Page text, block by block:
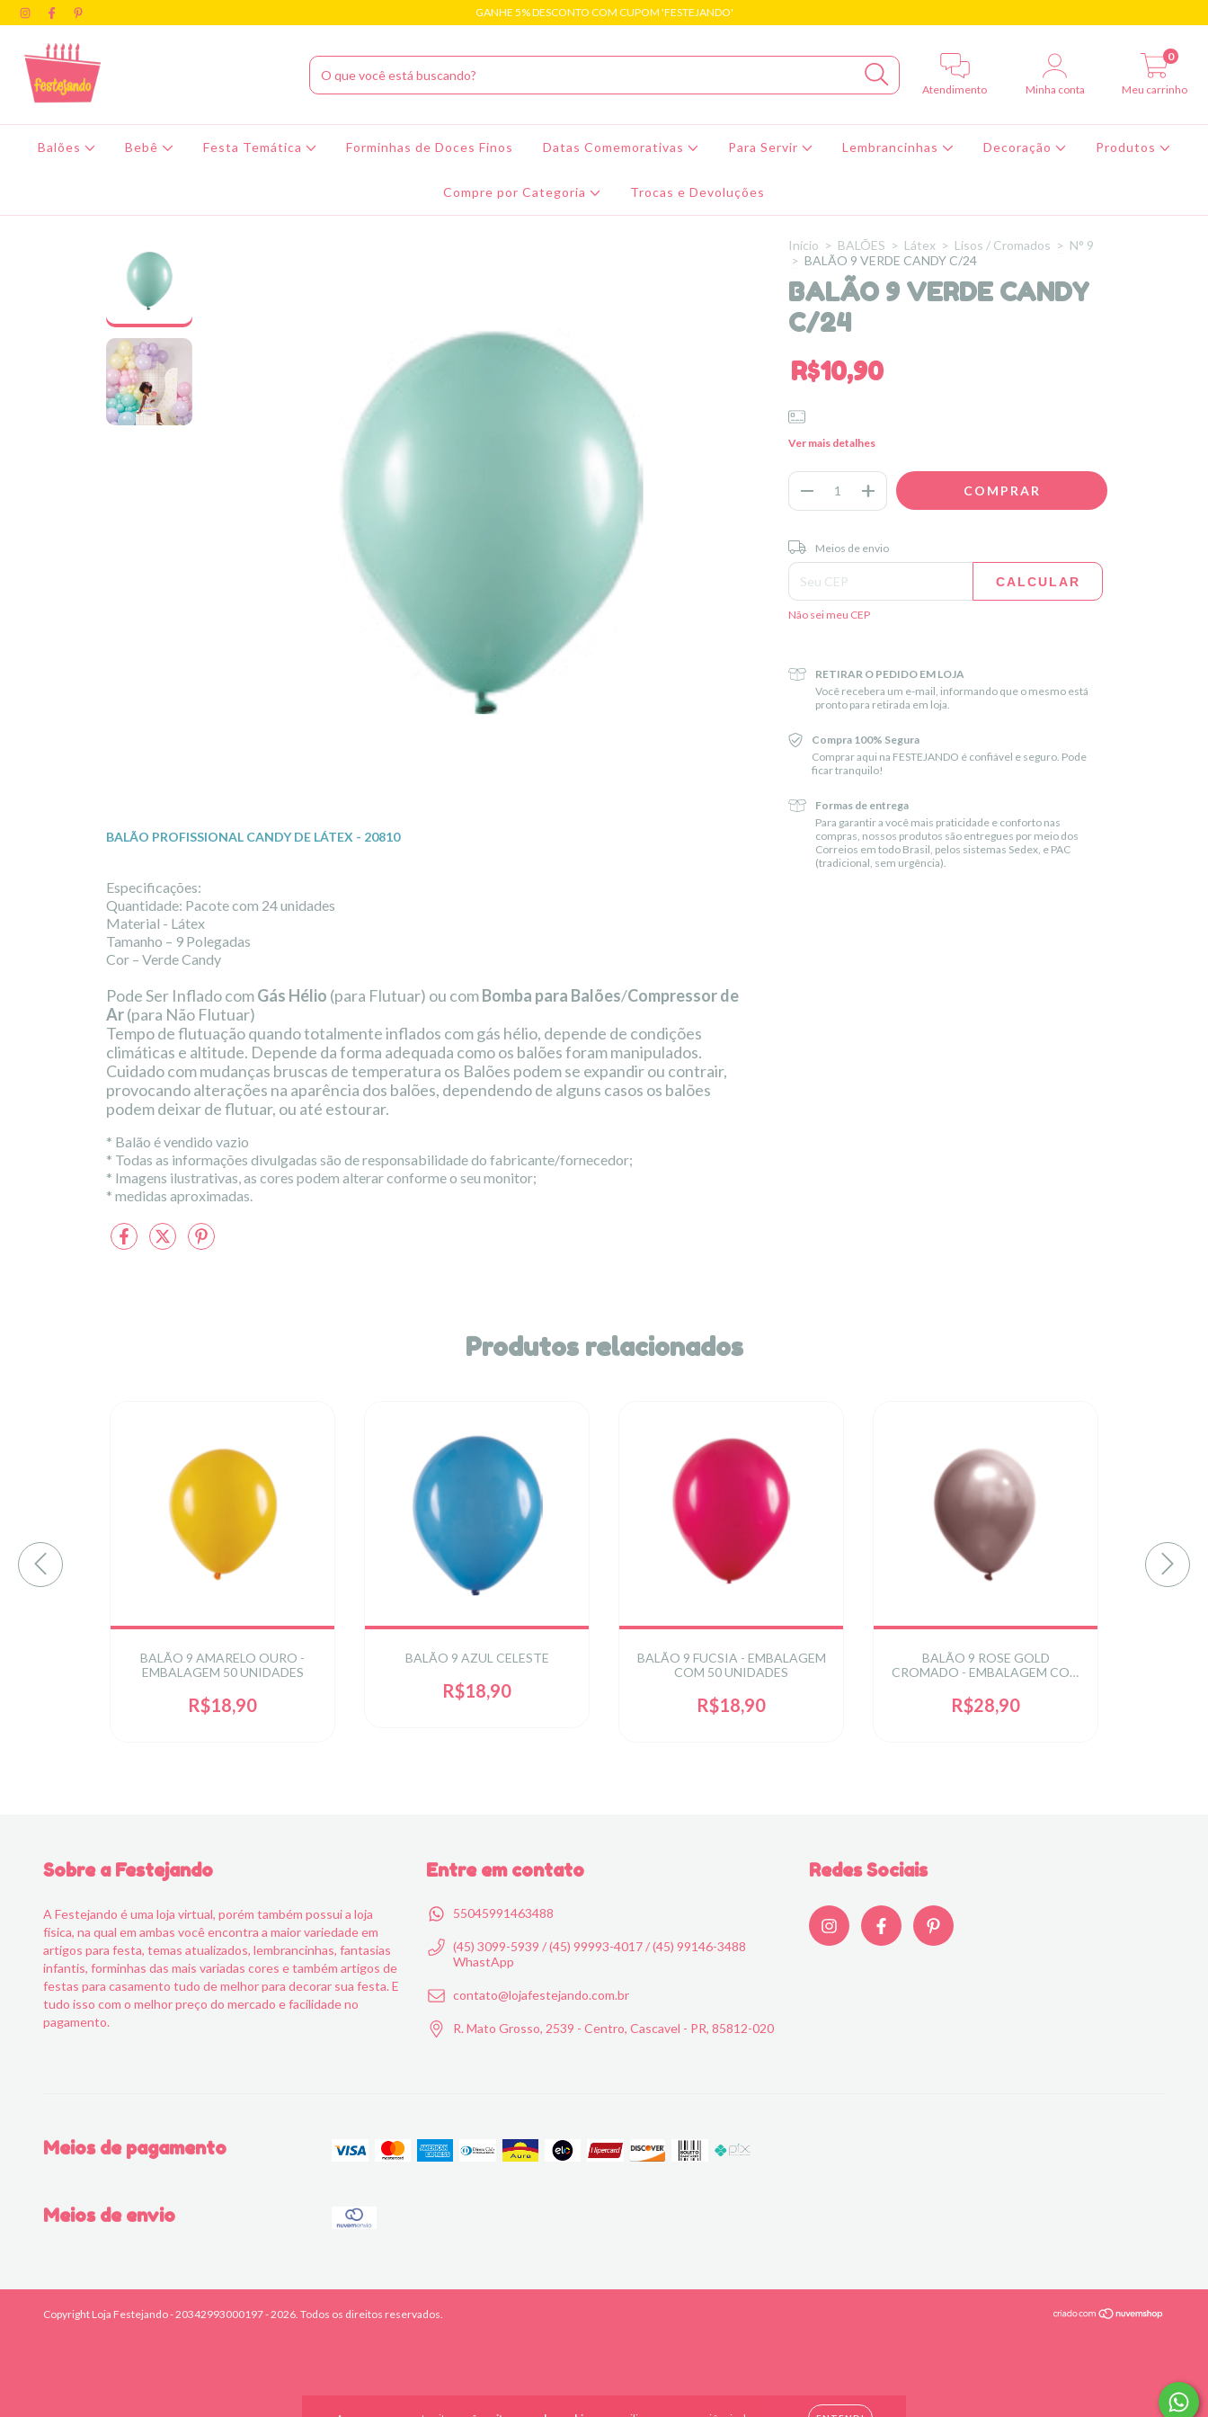
GANHE 5% DESCONTO COM CUPOM 'FESTEJANDO'
Atendimento Minha conta Meu carrinho
0
Balões Bebê Festa Temática Forminhas de Doces Finos Datas Comemorativas Para Servir Lembrancinhas Decoração Produtos
Compre por Categoria Trocas e Devoluções
BALÃO PROFISSIONAL CANDY DE LÁTEX - 20810
Especificações:
Quantidade: Pacote com 24 unidades
Material - Látex
Tamanho – 9 Polegadas
Cor – Verde Candy
Pode Ser Inflado comGás Hélio (para Flutuar) ou comBomba para Balões/Compressor de
Ar(para Não Flutuar)
Tempo de flutuação quando totalmente inflados com gás hélio, depende de condições
climáticas e altitude. Depende da forma adequada como os balões foram manipulados.
Cuidado com mudanças bruscas de temperatura os Balões podem se expandir ou contrair,
provocando alterações na aparência dos balões, dependendo de alguns casos os balões
podem deixar de flutuar, ou até estourar.
* Balão é vendido vazio
* Todas as informações divulgadas são de responsabilidade do fabricante/fornecedor;
* Imagens ilustrativas, as cores podem alterar conforme o seu monitor;
* medidas aproximadas.
Início > BALÕES > Látex > Lisos / Cromados > N° 9
> BALÃO 9 VERDE CANDY C/24
BALÃO 9 VERDE CANDY
C/24
R$10,90
Ver mais detalhes
Entregas para o CEP:
Meios de envio
CALCULAR
Não sei meu CEP
RETIRAR O PEDIDO EM LOJA
Você recebera um e-mail, informando que o mesmo está
pronto para retirada em loja.
Compra 100% Segura
Comprar aqui na FESTEJANDO é confiável e seguro. Pode
ficar tranquilo!
Formas de entrega
Para garantir a você mais praticidade e conforto nas
compras, nossos produtos são entregues por meio dos
Correios em todo Brasil, pelos sistemas Sedex, e PAC
(tradicional, sem urgência).
Produtos relacionados
BALÃO 9 AMARELO OURO -
EMBALAGEM 50 UNIDADES
R$18,90
BALÃO 9 AZUL CELESTE
R$18,90
BALÃO 9 FUCSIA - EMBALAGEM
COM 50 UNIDADES
R$18,90
BALÃO 9 ROSE GOLD
CROMADO - EMBALAGEM COM
R$28,90
Sobre a Festejando
A Festejando é uma loja virtual, porém também possui a loja
física, na qual em ambas você encontra a maior variedade em
artigos para festa, temas atualizados, lembrancinhas, fantasias
infantis, forminhas das mais variadas cores e também artigos de
festas para casamento tudo de melhor para decorar sua festa. E
tudo isso com o melhor preço do mercado e facilidade no
pagamento.
Entre em contato
55045991463488
(45) 3099-5939 / (45) 99993-4017 / (45) 99146-3488
WhastApp
contato@lojafestejando.com.br
R. Mato Grosso, 2539 - Centro, Cascavel - PR, 85812-020
Redes Sociais
Meios de pagamento
Meios de envio
Copyright Loja Festejando - 20342993000197 - 2026. Todos os direitos reservados.